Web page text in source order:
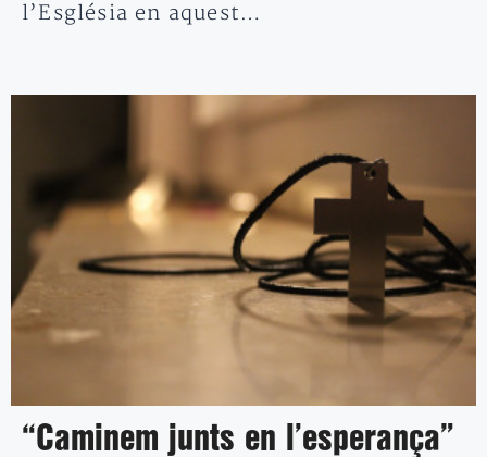
l’Església en aquest…
“Caminem junts en l’esperança”